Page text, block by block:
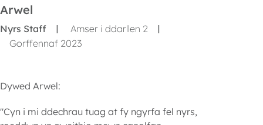
Arwel
Nyrs Staff Amser i ddarllen 2
Gorffennaf 2023
Dywed Arwel:
"Cyn i mi ddechrau tuag at fy ngyrfa fel nyrs,